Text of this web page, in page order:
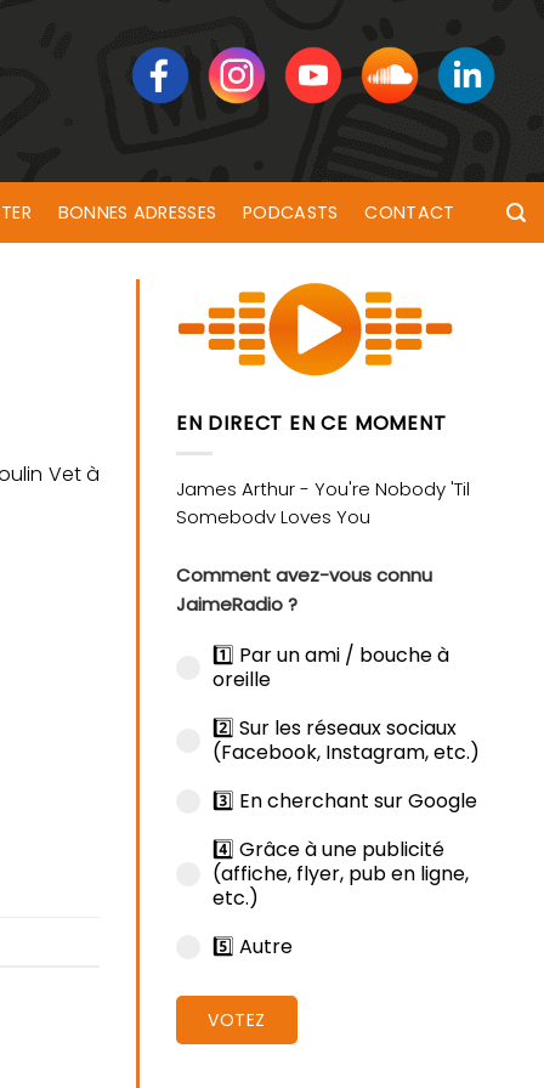
BONNES ADRESSES PODCASTS CONTACT
Vet à
EN DIRECT EN CE MOMENT
Comment avez-vous connu
JaimeRadio ?
1️⃣ Par un ami / bouche à
oreille
2️⃣ Sur les réseaux sociaux
(Facebook, Instagram, etc.)
3️⃣ En cherchant sur Google
4️⃣ Grâce à une publicité
(affiche, flyer, pub en ligne,
etc.)
5️⃣ Autre
VOTEZ